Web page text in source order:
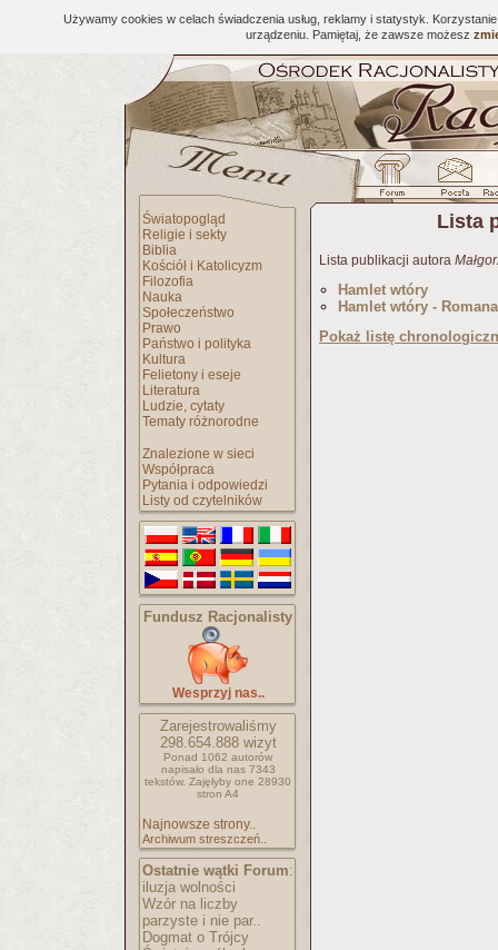
Używamy cookies w celach świadczenia usług, reklamy i statystyk.
urządzeniu. Pamiętaj, że zawsze możesz
Światopogląd
Religie i sekty
Biblia
Kościół i Katolicyzm
Filozofia
Nauka
Społeczeństwo
Prawo
Państwo i polityka
Kultura
Felietony i eseje
Literatura
Ludzie, cytaty
Tematy różnorodne
Znalezione w sieci
Współpraca
Pytania i odpowiedzi
Listy od czytelników
Fundusz Racjonalisty
Wesprzyj nas..
Zarejestrowaliśmy
298.654.888wizyt
Ponad 1062 autorów
napisało dla nas 7343
tekstów. Zajęłyby one 28930
stron A4
Najnowsze strony..
Archiwum streszczeń..
Ostatnie wątki Forum:
iluzja wolności
Wzór na liczby
parzyste i nie par..
Dogmat o Trójcy
Lista
Lista publikacji autora
Hamlet wtóry
Hamlet wtóry -
Pokaż listę